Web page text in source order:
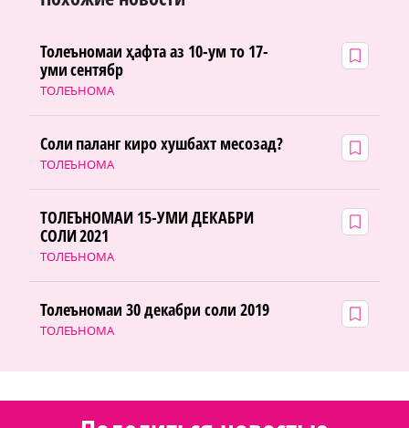
ТОЛЕЪНОМА
Толеъномаи ҳафта аз 10-ум то 17-
уми сентябр
ТОЛЕЪНОМА
Соли паланг киро хушбахт месозад?
ТОЛЕЪНОМА
ТОЛЕЪНОМАИ 15-УМИ ДЕКАБРИ
СОЛИ 2021
ТОЛЕЪНОМА
Толеъномаи 30 декабри соли 2019